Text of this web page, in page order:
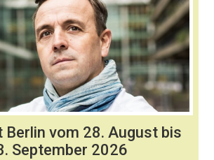
vom 28. August bis
September 2026